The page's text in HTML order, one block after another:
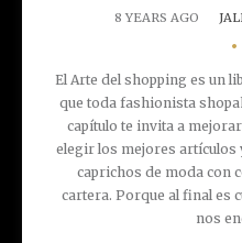
8 YEARS AGO
El Arte del shopping es un
que toda fashionista
capítulo te invita a
elegir los mejores artículos
caprichos de moda con
cartera. Porque al final es
nos